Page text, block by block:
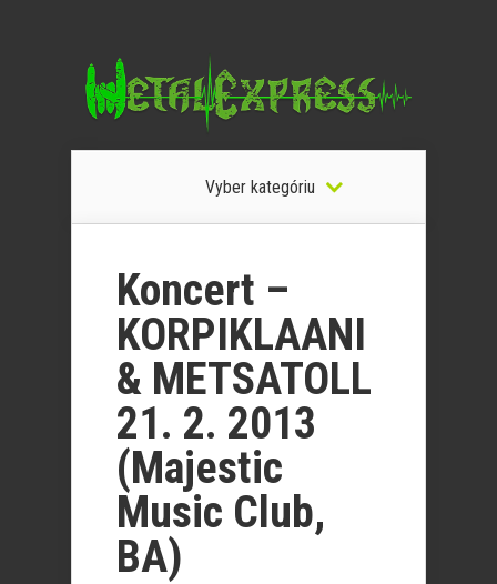
Vyber kategóriu
Koncert –
KORPIKLAANI
& METSATOLL
21. 2. 2013
(Majestic
Music Club,
BA)